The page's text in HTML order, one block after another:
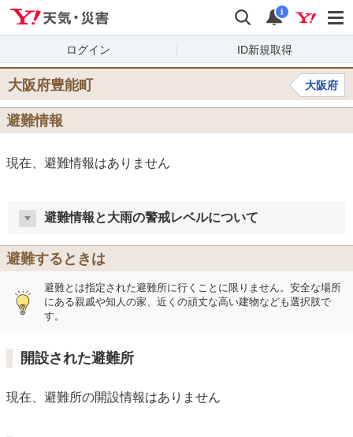
検索 通知
i
ログイン ID新規取得
大阪府豊能町 大阪府
避難情報
現在、避難情報はありません
避難情報と大雨の警戒レベルについて
避難するときは
避難とは指定された避難所に行くことに限りません。安全な場所
にある親戚や知人の家、近くの頑丈な高い建物なども選択肢で
す。
開設された避難所
現在、避難所の開設情報はありません